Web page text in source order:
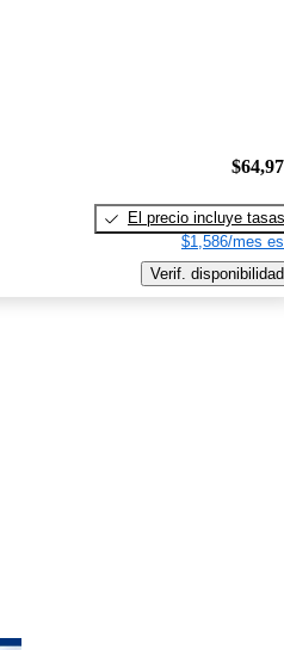
El precio incluye tasas
$1,586/mes
Verif. disponibilidad